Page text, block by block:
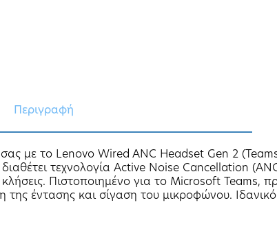
Περιγραφή
με το Lenovo Wired ANC Headset Gen 2
τεχνολογία Active Noise Cancellation
κλήσεις. Πιστοποιημένο για το Microsoft
της έντασης και σίγαση του μικροφώνου.